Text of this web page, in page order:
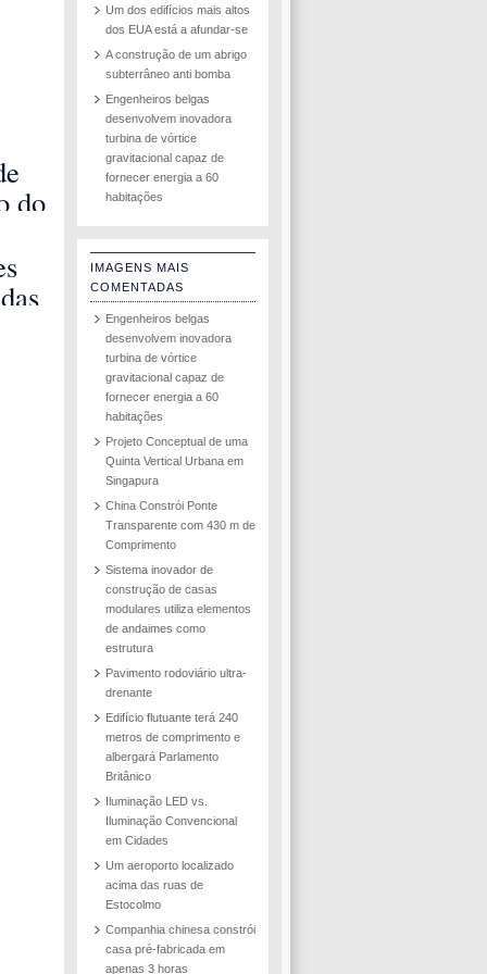
do
Um dos edifícios mais altos
dos EUA está a afundar-se
A construção de um abrigo
subterrâneo anti bomba
Engenheiros belgas
desenvolvem inovadora
turbina de vórtice
gravitacional capaz de
fornecer energia a 60
habitações
IMAGENS MAIS
COMENTADAS
Engenheiros belgas
desenvolvem inovadora
turbina de vórtice
gravitacional capaz de
fornecer energia a 60
habitações
Projeto Conceptual de uma
Quinta Vertical Urbana em
Singapura
China Constrói Ponte
Transparente com 430 m de
Comprimento
Sistema inovador de
construção de casas
modulares utiliza elementos
de andaimes como
estrutura
Pavimento rodoviário ultra-
drenante
Edifício flutuante terá 240
metros de comprimento e
albergará Parlamento
Britânico
Iluminação LED vs.
Iluminação Convencional
em Cidades
Um aeroporto localizado
acima das ruas de
Estocolmo
Companhia chinesa constrói
casa pré-fabricada em
apenas 3 horas